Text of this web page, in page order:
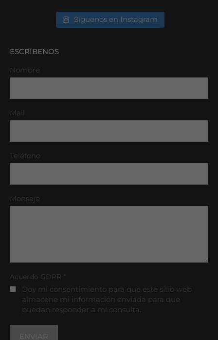
Síguenos en Instagram
ESCRÍBENOS
Nombre
Mail
Teléfono
Mensaje
Acuerdo GDPR *
Doy mi consentimiento para que este sitio web
almacene mi información enviada para que
puedan responder a mi consulta.